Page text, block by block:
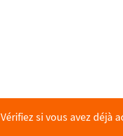
Vérifiez si vous avez déjà